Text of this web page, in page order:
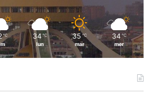
℃ 34 ℃
lun
35 ℃
mar
34 ℃
mer